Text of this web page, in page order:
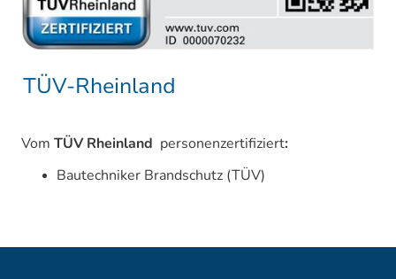
TÜV-Rheinland
Vom TÜV Rheinland personenzertifiziert:
Bautechniker Brandschutz (TÜV)